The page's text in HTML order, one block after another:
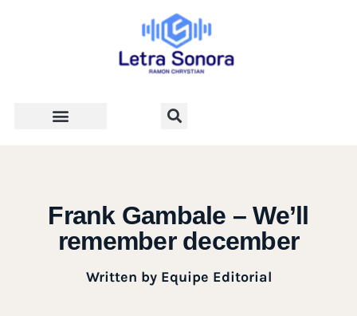
Frank Gambale – We’ll
remember december
Written byEquipe Editorial